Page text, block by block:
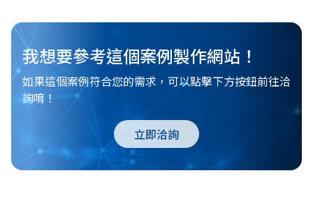
我想要參考這個案例製作網站！
如果這個案例符合您的需求，可以點擊下方按鈕前往洽
詢唷！
立即洽詢